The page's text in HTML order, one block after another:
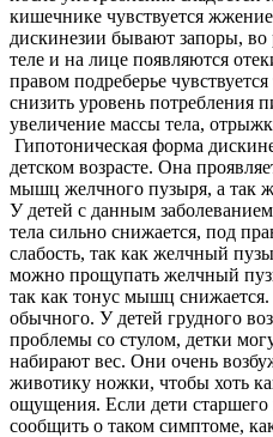
кишечнике чувствуется
дискинезии бывают запоры, во
теле и на лице появляются
правом подреберье
снизить уровень потребления
увеличение массы тела,
Гипотоническая форма
детском возрасте. Она
мышц желчного пузыря, а так
У детей с данным
тела сильно снижается, под
слабость, так как желчный
можно прощупать желчный
так как тонус мышц
обычного. У детей грудного
проблемы со стулом, детки
набирают вес. Они очень
животику ножки, чтобы хоть
ощущения. Если дети старшего
сообщить о таком симптоме,